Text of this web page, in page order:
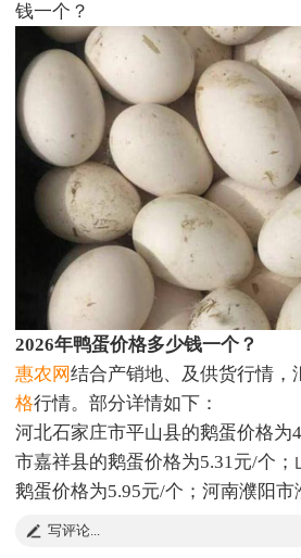
钱一个？
2026年鸭蛋价格多少钱一个？
惠农网结合产销地、及供货行情，
格行情。部分详情如下：
河北石家庄市平山县的鹅蛋价格为
市嘉祥县的鹅蛋价格为5.31元/个
鹅蛋价格为5.95元/个；河南濮阳
4.92元/个；广东广州市白云区的
辽宁鞍山市海城市的鲜鹅蛋价格为
写评论...